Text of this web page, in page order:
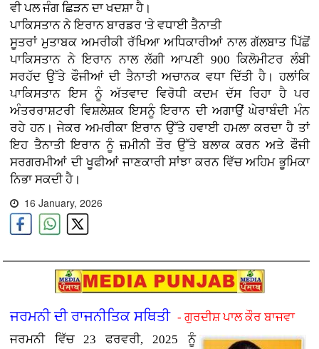
ਵੀ ਪਲ ਜੰਗ ਛਿੜਨ ਦਾ ਖਦਸ਼ਾ ਹੈ।
ਪਾਕਿਸਤਾਨ ਨੇ ਇਰਾਨ ਬਾਰਡਰ 'ਤੇ ਵਧਾਈ ਤੈਨਾਤੀ
ਸੂਤਰਾਂ ਮੁਤਾਬਕ ਅਮਰੀਕੀ ਰੱਖਿਆ ਅਧਿਕਾਰੀਆਂ ਨਾਲ ਗੱਲਬਾਤ ਪਿੱਛੋਂ
ਪਾਕਿਸਤਾਨ ਨੇ ਇਰਾਨ ਨਾਲ ਲੱਗੀ ਆਪਣੀ 900 ਕਿਲੋਮੀਟਰ ਲੰਬੀ
ਸਰਹੱਦ ਉੱਤੇ ਫੌਜੀਆਂ ਦੀ ਤੈਨਾਤੀ ਅਚਾਨਕ ਵਧਾ ਦਿੱਤੀ ਹੈ। ਹਲਾਂਕਿ
ਪਾਕਿਸਤਾਨ ਇਸ ਨੂੰ ਅੱਤਵਾਦ ਵਿਰੋਧੀ ਕਦਮ ਦੱਸ ਰਿਹਾ ਹੈ ਪਰ
ਅੰਤਰਰਾਸ਼ਟਰੀ ਵਿਸ਼ਲੇਸ਼ਕ ਇਸਨੂੰ ਇਰਾਨ ਦੀ ਅਗਾਉਂ ਘੇਰਾਬੰਦੀ ਮੰਨ
ਰਹੇ ਹਨ। ਜੇਕਰ ਅਮਰੀਕਾ ਇਰਾਨ ਉੱਤੇ ਹਵਾਈ ਹਮਲਾ ਕਰਦਾ ਹੈ ਤਾਂ
ਇਹ ਤੈਨਾਤੀ ਇਰਾਨ ਨੂੰ ਜ਼ਮੀਨੀ ਤੌਰ ਉੱਤੇ ਬਲਾਕ ਕਰਨ ਅਤੇ ਫੌਜੀ
ਸਰਗਰਮੀਆਂ ਦੀ ਖੂਫੀਆਂ ਜਾਣਕਾਰੀ ਸਾਂਝਾ ਕਰਨ ਵਿੱਚ ਅਹਿਮ ਭੂਮਿਕਾ
ਨਿਭਾ ਸਕਦੀ ਹੈ।
16 January, 2026
ਜਰਮਨੀ ਦੀ ਰਾਜਨੀਤਿਕ ਸਥਿਤੀ- ਗੁਰਦੀਸ਼ ਪਾਲ ਕੌਰ ਬਾਜਵਾ
ਜਰਮਨੀ ਵਿੱਚ 23 ਫਰਵਰੀ, 2025 ਨੂੰ